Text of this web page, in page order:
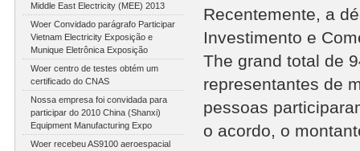
Middle East Electricity (MEE) 2013
Woer Convidado parágrafo Participar
Vietnam Electricity Exposição e
Munique Eletrônica Exposição
Woer centro de testes obtém um
certificado do CNAS
Nossa empresa foi convidada para
participar do 2010 China (Shanxi)
Equipment Manufacturing Expo
Woer recebeu AS9100 aeroespacial
Recentemente, a
Investimento e
The grand total de
representantes de
pessoas
o acordo, o